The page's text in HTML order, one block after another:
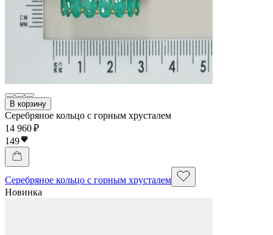
В корзину
Серебряное кольцо с горным хрусталем
14 960 ₽
149
Серебряное кольцо с горным хрусталем
Новинка